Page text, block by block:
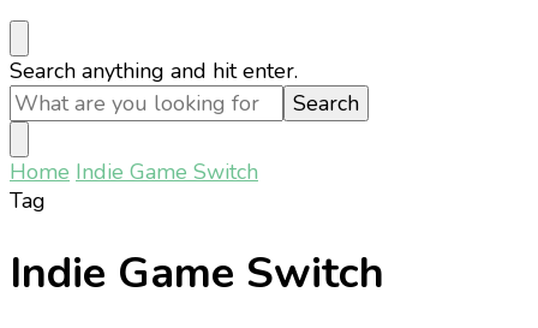
Looking
for
Something?
Search anything and hit enter.
Home Indie Game Switch
Tag
Indie Game Switch